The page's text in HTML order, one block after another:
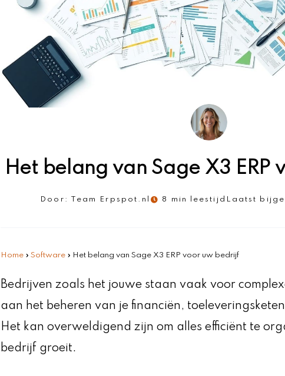
Het belang van Sage X3 ERP
Door: Team Erpspot.nl 8 min leestijd Laatst
Home » Software » Het belang van Sage X3 ERP voor uw bedrijf
Bedrijven zoals het jouwe staan vaak voor
aan het beheren van je financiën,
Het kan overweldigend zijn om alles efficiënt te
bedrijf groeit.